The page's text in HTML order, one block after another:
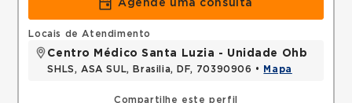
Agende uma consulta
Compartilhe este perfil
Locais de Atendimento
Centro Médico Santa Luzia - Unidade Ohb
SHLS, ASA SUL, Brasilia, DF, 70390906 • Mapa